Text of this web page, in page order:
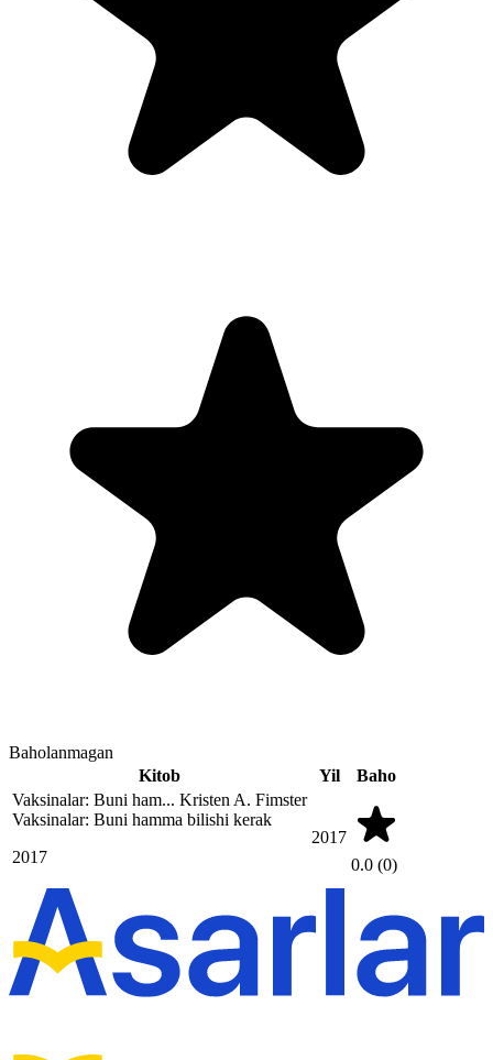
Baholanmagan
Kitob
Yil
Baho
Vaksinalar: Buni ham... Kristen A. Fimster
Vaksinalar: Buni hamma bilishi kerak
2017
2017
0.0 (0)